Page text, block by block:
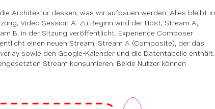
Architektur dessen, was wir aufbauen werden. Alles bleibt in
Video Session A. Zu Beginn wird der Host, Stream A,
B, in der Sitzung veröffentlicht. Experience Composer
einen neuen Stream, Stream A (Composite), der das
sowie den Google-Kalender und die Datentabelle enthält.
Stream konsumieren. Beide Nutzer können